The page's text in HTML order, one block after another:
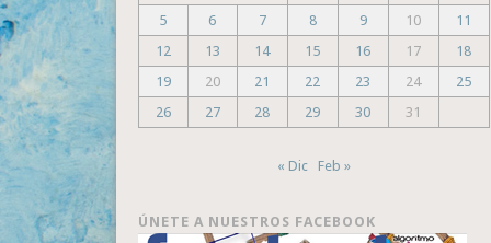
5
6 7 8 9 10
11
12
13 14 15 16 17
18
19
20 21 22 23 24
25
26
27 28 29 30 31
« Dic Feb »
ÚNETE A NUESTROS FACEBOOK